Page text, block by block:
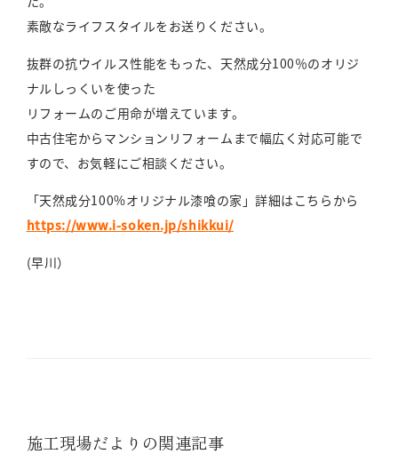
素敵なライフスタイルをお送りください。
抜群の抗ウイルス性能をもった、天然成分100％のオリジ
ナルしっくいを使った
リフォームのご用命が増えています。
中古住宅からマンションリフォームまで幅広く対応可能で
すので、お気軽にご相談ください。
「天然成分100%オリジナル漆喰の家」詳細はこちらから
https://www.i-soken.jp/shikkui/
(早川）
施工現場だよりの関連記事